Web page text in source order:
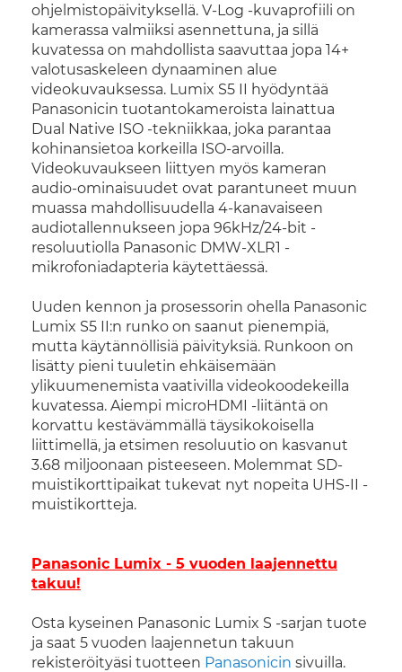
ohjelmistopäivityksellä. V-Log -kuvaprofiili on
kamerassa valmiiksi asennettuna, ja sillä
kuvatessa on mahdollista saavuttaa jopa 14+
valotusaskeleen dynaaminen alue
videokuvauksessa. Lumix S5 II hyödyntää
Panasonicin tuotantokameroista lainattua
Dual Native ISO -tekniikkaa, joka parantaa
kohinansietoa korkeilla ISO-arvoilla.
Videokuvaukseen liittyen myös kameran
audio-ominaisuudet ovat parantuneet muun
muassa mahdollisuudella 4-kanavaiseen
audiotallennukseen jopa 96kHz/24-bit -
resoluutiolla Panasonic DMW-XLR1 -
mikrofoniadapteria käytettäessä.
Uuden kennon ja prosessorin ohella Panasonic
Lumix S5 II:n runko on saanut pienempiä,
mutta käytännöllisiä päivityksiä. Runkoon on
lisätty pieni tuuletin ehkäisemään
ylikuumenemista vaativilla videokoodekeilla
kuvatessa. Aiempi microHDMI -liitäntä on
korvattu kestävämmällä täysikokoisella
liittimellä, ja etsimen resoluutio on kasvanut
3.68 miljoonaan pisteeseen. Molemmat SD-
muistikorttipaikat tukevat nyt nopeita UHS-II -
muistikortteja.
Panasonic Lumix - 5 vuoden laajennettu
takuu!
Osta kyseinen Panasonic Lumix S -sarjan tuote
ja saat 5 vuoden laajennetun takuun
rekisteröityäsi tuotteen Panasonicin sivuilla.